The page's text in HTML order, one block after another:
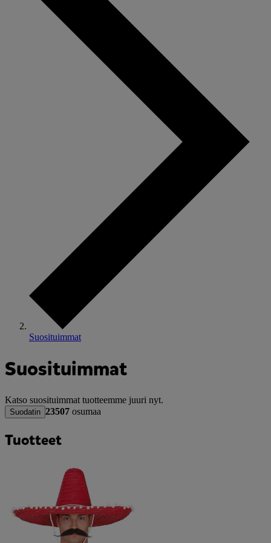
Suosituimmat
Suosituimmat
Katso suosituimmat tuotteemme juuri nyt.
Suodatin 23507 osumaa
Tuotteet